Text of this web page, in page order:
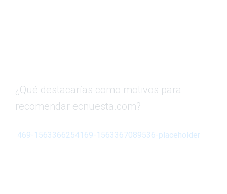
¿Qué destacarías como motivos para
recomendar ecnuesta.com?